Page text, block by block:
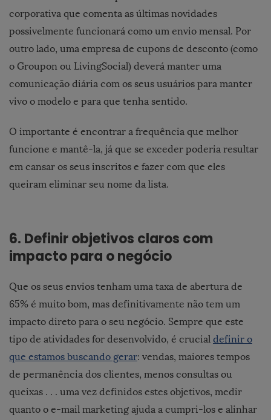
corporativa que comenta as últimas novidades
possivelmente funcionará como um envio mensal. Por
outro lado, uma empresa de cupons de desconto (como
o Groupon ou LivingSocial) deverá manter uma
comunicação diária com os seus usuários para manter
vivo o modelo e para que tenha sentido.
O importante é encontrar a frequência que melhor
funcione e mantê-la, já que se exceder poderia resultar
em cansar os seus inscritos e fazer com que eles
queiram eliminar seu nome da lista.
6. Definir objetivos claros com
impacto para o negócio
Que os seus envios tenham uma taxa de abertura de
65% é muito bom, mas definitivamente não tem um
impacto direto para o seu negócio. Sempre que este
tipo de atividades for desenvolvido, é crucial definir o
que estamos buscando gerar: vendas, maiores tempos
de permanência dos clientes, menos consultas ou
queixas . . . uma vez definidos estes objetivos, medir
quanto o e-mail marketing ajuda a cumpri-los e alinhar